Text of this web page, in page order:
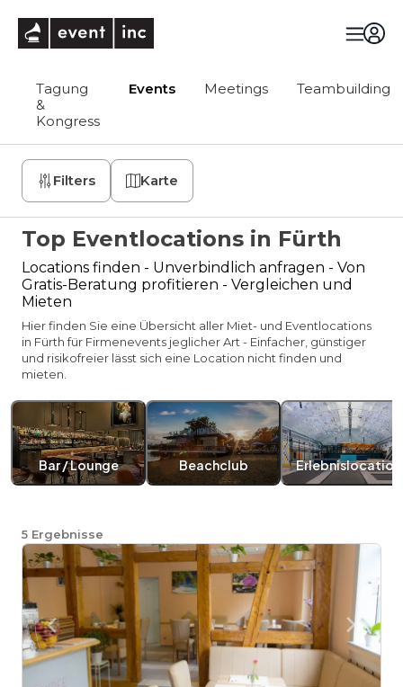
Tagung
&
Kongress
Events Meetings Teambuilding
Filters Karte
Top Eventlocations in Fürth
Locations finden - Unverbindlich anfragen - Von
Gratis-Beratung profitieren - Vergleichen und
Mieten
Hier finden Sie eine Übersicht aller Miet- und Eventlocations
in Fürth für Firmenevents jeglicher Art - Einfacher, günstiger
und risikofreier lässt sich eine Location nicht finden und
mieten.
Bar / Lounge Beachclub Erlebnislocation
5 Ergebnisse